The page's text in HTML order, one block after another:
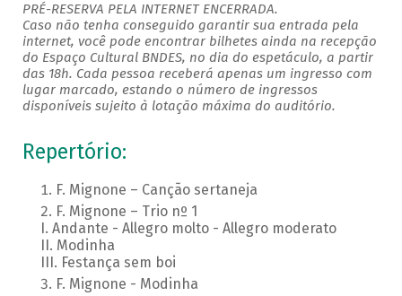
PRÉ-RESERVA PELA INTERNET ENCERRADA.
Caso não tenha conseguido garantir sua entrada pela
internet, você pode encontrar bilhetes ainda na recepção
do Espaço Cultural BNDES, no dia do espetáculo, a partir
das 18h. Cada pessoa receberá apenas um ingresso com
lugar marcado, estando o número de ingressos
disponíveis sujeito à lotação máxima do auditório.
Repertório:
F. Mignone – Canção sertaneja
F. Mignone – Trio nº 1
I. Andante - Allegro molto - Allegro moderato
II. Modinha
III. Festança sem boi
F. Mignone - Modinha